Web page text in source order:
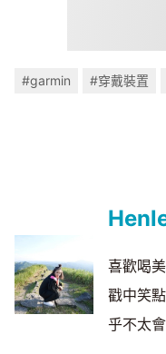
#garmin #穿戴裝置
喜歡喝
戳中笑
乎不太